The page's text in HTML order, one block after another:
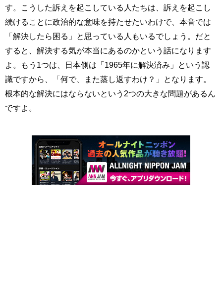
す。こうした訴えを起こしている人たちは、訴えを起こし
続けることに政治的な意味を持たせたいわけで、本音では
「解決したら困る」と思っている人もいるでしょう。だと
すると、解決する気が本当にあるのかという話になります
よ。もう1つは、日本側は「1965年に解決済み」という認
識ですから、「何で、また蒸し返すわけ？」となります。
根本的な解決にはならないという2つの大きな問題があるん
ですよ。